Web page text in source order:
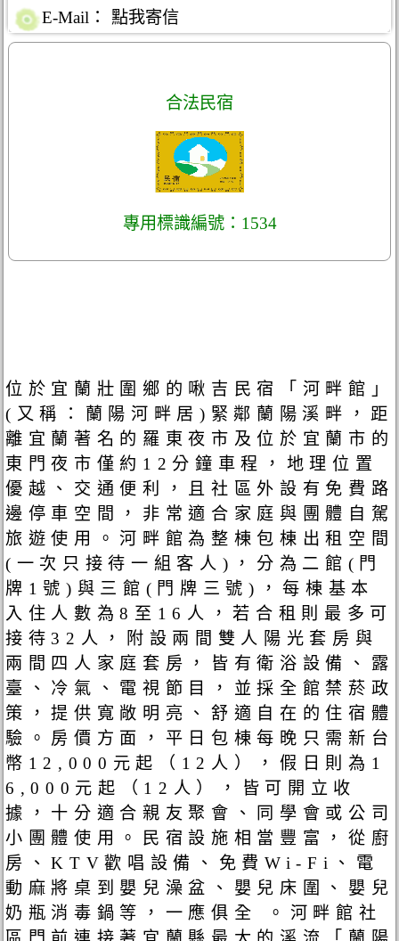
E-Mail： 點我寄信
合法民宿
專用標識編號：1534
位於宜蘭壯圍鄉的啾吉民宿「河畔館」
(又稱：蘭陽河畔居)緊鄰蘭陽溪畔，距
離宜蘭著名的羅東夜市及位於宜蘭市的
東門夜市僅約12分鐘車程，地理位置
優越、交通便利，且社區外設有免費路
邊停車空間，非常適合家庭與團體自駕
旅遊使用。河畔館為整棟包棟出租空間
(一次只接待一組客人)，分為二館(門
牌1號)與三館(門牌三號)，每棟基本
入住人數為8至16人，若合租則最多可
接待32人，附設兩間雙人陽光套房與
兩間四人家庭套房，皆有衛浴設備、露
臺、冷氣、電視節目，並採全館禁菸政
策，提供寬敞明亮、舒適自在的住宿體
驗。房價方面，平日包棟每晚只需新台
幣12,000元起（12人），假日則為1
6,000元起（12人），皆可開立收
據，十分適合親友聚會、同學會或公司
小團體使用。民宿設施相當豐富，從廚
房、KTV歡唱設備、免費Wi‑Fi、電
動麻將桌到嬰兒澡盆、嬰兒床圍、嬰兒
奶瓶消毒鍋等，一應俱全 。河畔館社